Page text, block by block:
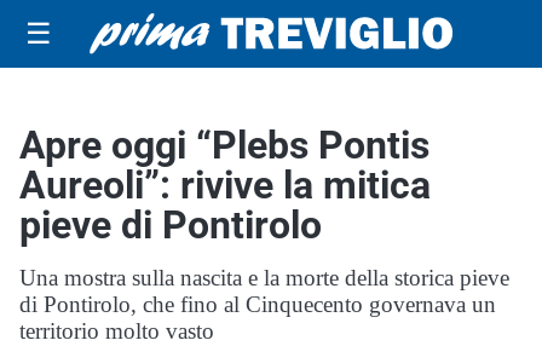
☰
Apre oggi “Plebs Pontis
Aureoli”: rivive la mitica
pieve di Pontirolo
Una mostra sulla nascita e la morte della storica pieve
di Pontirolo, che fino al Cinquecento governava un
territorio molto vasto